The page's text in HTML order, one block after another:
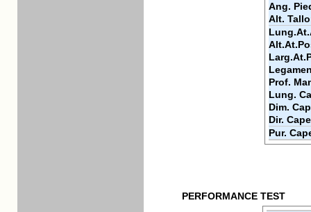
Ang.
Alt.
Prof.
Lung.
Dim.
Dir.
Pur.
PERFORMANCE TEST